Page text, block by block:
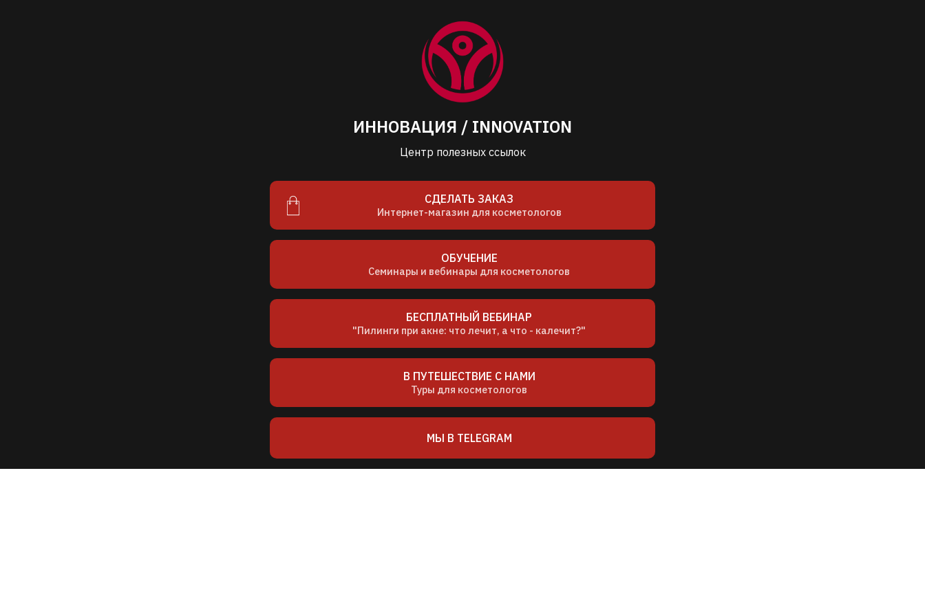
ИННОВАЦИЯ / INNOVATION
Центр полезных ссылок
СДЕЛАТЬ ЗАКАЗ
Интернет-магазин для косметологов
ОБУЧЕНИЕ
Семинары и вебинары для косметологов
БЕСПЛАТНЫЙ ВЕБИНАР
"Пилинги при акне: что лечит, а что - калечит?"
В ПУТЕШЕСТВИЕ С НАМИ
Туры для косметологов
МЫ В TELEGRAM